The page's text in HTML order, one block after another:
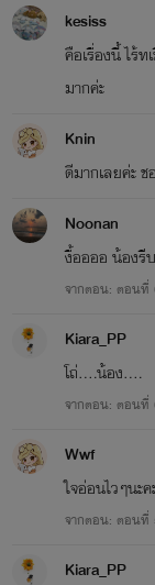
kesiss
คือเรื่องนี้ ไร้ท
มากค่ะ
Knin
ดีมากเลยค่ะ
Noonan
งื้ออออ น้องรี
จากตอน: ตอนที่
Kiara_PP
โถ่....น้อง....
จากตอน: ตอนที่
Wwf
ใจอ่อนไวๆนะ
จากตอน: ตอนที่
Kiara_PP